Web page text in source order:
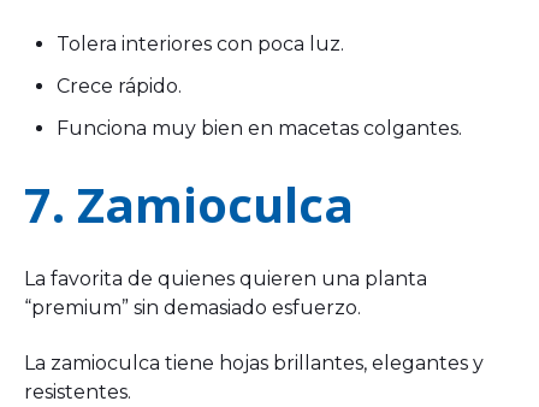
Tolera interiores con poca luz.
Crece rápido.
Funciona muy bien en macetas colgantes.
7. Zamioculca
La favorita de quienes quieren una planta
“premium” sin demasiado esfuerzo.
La zamioculca tiene hojas brillantes, elegantes y
resistentes.